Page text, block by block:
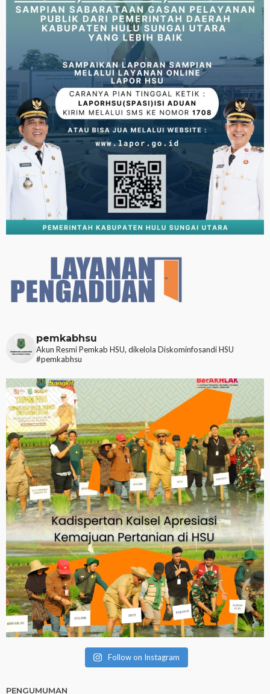
pemkabhsu
Akun Resmi Pemkab HSU, dikelola Diskominfosandi HSU
#pemkabhsu
Follow on Instagram
PENGUMUMAN